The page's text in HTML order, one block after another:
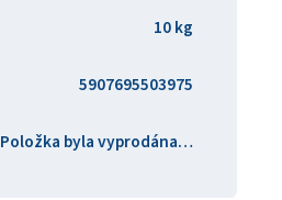
10 kg
5907695503975
Položka byla vyprodána…